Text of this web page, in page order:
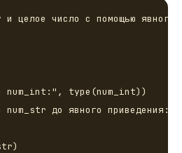
и целое число с помощью явного
num_int:", type(num_int))
до явного